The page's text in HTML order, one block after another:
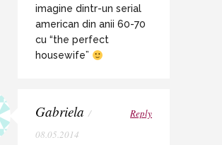
imagine dintr-un serial
american din anii 60-70
cu “the perfect
housewife”
Gabriela /
08.05.2014
Reply